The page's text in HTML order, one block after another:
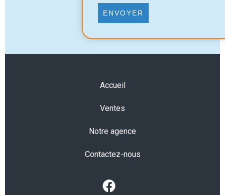
ENVOYER
Accueil
Ventes
Notre agence
Contactez-nous